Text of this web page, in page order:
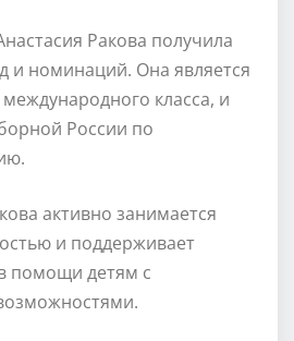
Ракова получила
и номинаций. Она является
класса, и
России по
активно занимается
и поддерживает
помощи детям с